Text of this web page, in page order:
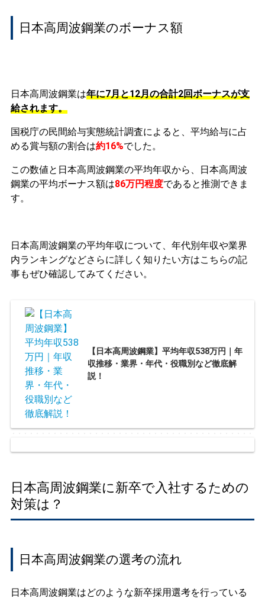
日本高周波鋼業のボーナス額
日本高周波鋼業は年に7月と12月の合計2回ボーナスが支
給されます。
国税庁の民間給与実態統計調査によると、平均給与に占
める賞与額の割合は約16%でした。
この数値と日本高周波鋼業の平均年収から、日本高周波
鋼業の平均ボーナス額は86万円程度であると推測できま
す。
日本高周波鋼業の平均年収について、年代別年収や業界
内ランキングなどさらに詳しく知りたい方はこちらの記
事もぜひ確認してみてください。
【日本高周波鋼業】平均年収538万円｜年
収推移・業界・年代・役職別など徹底解
説！
日本高周波鋼業に新卒で入社するための
対策は？
日本高周波鋼業の選考の流れ
日本高周波鋼業はどのような新卒採用選考を行っている